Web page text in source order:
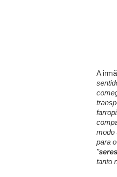
A
modo
para
"
tanto